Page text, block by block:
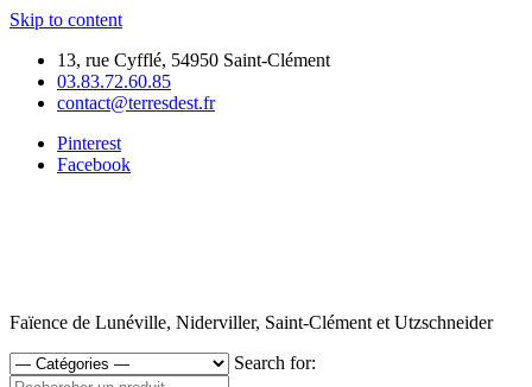
Skip to content
13, rue Cyfflé, 54950 Saint-Clément
03.83.72.60.85
contact@terresdest.fr
Pinterest
Facebook
Faïence de Lunéville, Niderviller, Saint-Clément et Utzschneider
Search for: